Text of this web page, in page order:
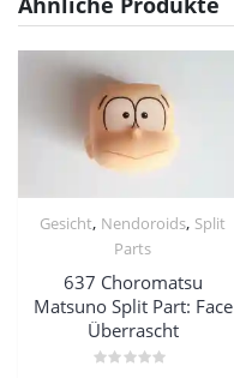
Gesicht, Nendoroids, Split
Parts
637 Choromatsu
Matsuno Split Part: Face
Überrascht